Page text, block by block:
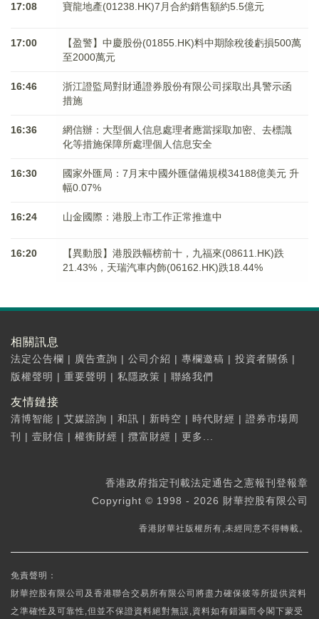
17:08 寶龍地產(01238.HK)7月合約銷售額約5.5億元
17:00
【盈警】中慶股份(01855.HK)料中期除稅後虧損500萬
至2000萬元
16:46
浙江證監局對財通證券股份有限公司採取出具警示函
措施
16:36
網信辦：大型個人信息處理者應當採取加密、去標識
化等措施保障所處理個人信息安全
16:30
國家外匯局：7月末中國外匯儲備規模34188億美元 升
幅0.07%
16:24 山金國際：港股上市工作正常推進中
16:20
【異動股】港股跌幅榜前十，九福來(08611.HK)跌
21.43%，天瑞汽車内飾(06162.HK)跌18.44%
相關訊息
法定公告欄 | 廣告查詢 | 公司介紹 | 專欄邀稿 | 投資者關係 |
版權聲明 | 重要聲明 | 私隱政策 | 聯絡我們
友情鏈接
清博智能 | 艾媒諮詢 | 和訊 | 新時空 | 時代財經 | 證券市場周
刊
| 壹財信 | 權衡財經 | 攬富財經 | 更多...
香港政府指定刊載法定通告之憲報刊登報章
Copyright © 1998 - 2026 財華控股有限公司
香港財華社版權所有,未經同意不得轉載。
免責聲明：
財華控股有限公司及香港聯合交易所有限公司將盡力確保彼等所提供資料
之準確性及可靠性,但並不保證資料絕對無誤,資料如有錯漏而令閣下蒙受